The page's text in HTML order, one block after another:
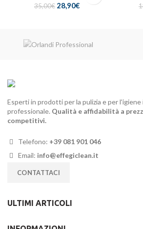
35,00€ Il
35,00€.
28,90€
28,90€.
Esperti in prodotti per la pulizia e per l'igiene
professionale. Qualità e affidabilità a
competitivi.
Telefono: +39 081 901 046
Email: info@effegiclean.it
CONTATTACI
ULTIMI ARTICOLI